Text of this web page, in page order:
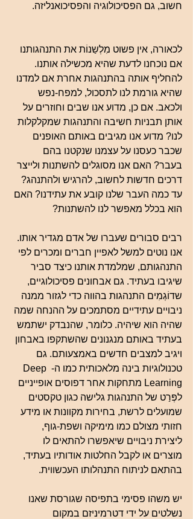
חשוב, גם הפסיכולוגיה והפסיכואנליזה.
לכאורה, אין פשוט מִלְשַנוֹת את התנהגותנו
אם נוכחנו לדעת שהיא מכשילה אותנו.
להחליף אותה בהתנהגות אחרת אם למדנו
שהיא גורמת לנו לתסכול, למפח-נפש
ולכאב. אם כן, מדוע אנו שבים וחוזרים על
אותן תבניות חשיבה והתנהגות שמקלקלות
לנו? מדוע אנו מגיבים באותם האופנים
שכבר כעסנו על עצמנו שנקטנו בהם
בעבר? האם אנו מסוגלים להשתנות ולייצר
דרכים חדשות לחשוב, להרגיש ולהתנהג?
עד כמה העבר שלנו קובע את עתידנו? האם
הוא בכלל מאפשר לנו להשתנות?
רבים סבורים שעברו של אדם מגדיר אותו.
אנו נוטים למשל לאפיין חברים ומכרים לפי
התנהגותם, שמלמדת אותנו כיצד סביר
שיגיבו בעתיד. גם אבחונים פסיכולוגיים,
שדוֹגְמִים התנהגות בהווה כדי לגזור ממנה
ניבויים עתידיים מסתמכים על ההנחה שמה
שהיה הוא שיהיה. כלומר, שהנבדק ישתמש
בעתיד באותם מנגנונים שהשתקפו באבחון
ויגיב למצבים חדשים באמצעותם. גם
טכנולוגיות בינה מלאכותית כמו ה- Deep
Learning מתחקות אחר דפוסים אופייניים
לפְּרַט של התנהגות גלישה כגון טקסטים
שמועלים לרשת, בחירות מקוונות או מידע
חזותי מצולם כמו מימיקה ושפת-גוף,
ליצירת ניבויים שיאפשרו להתאים לו
מוצרים או לקבל החלטות אודותיו בעתיד,
בהתאם לניתוח התנהלותו העכשווית.
יש משהו פסימי בתפיסה שגורסת שאנו
נשלטים על ידי דטרמיניזם במקום